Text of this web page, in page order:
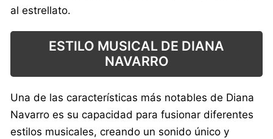
al estrellato.
ESTILO MUSICAL DE DIANA
NAVARRO
Una de las características más notables de Diana
Navarro es su capacidad para fusionar diferentes
estilos musicales, creando un sonido único y